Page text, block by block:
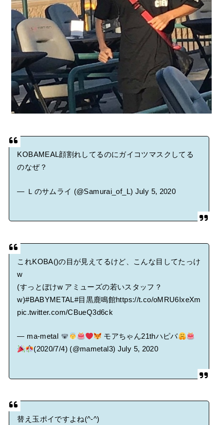
KOBAMEAL顔割れしてるのにガイコツマスクしてる
のなぜ？
— Ｌのサムライ (@Samurai_of_L) July 5, 2020
これKOBA()の目が見えてるけど、こんな目してたっけ
w
(すっとぼけw アミューズの若いスタッフ？
w)#BABYMETAL#目黒鹿鳴館https://t.co/oMRU6IxeXm
pic.twitter.com/CBueQ3d6ck
— ma-metal
モアちゃん21thハピバ
(2020/7/4) (@mametal3) July 5, 2020
替え玉ポイですよね(^-^)